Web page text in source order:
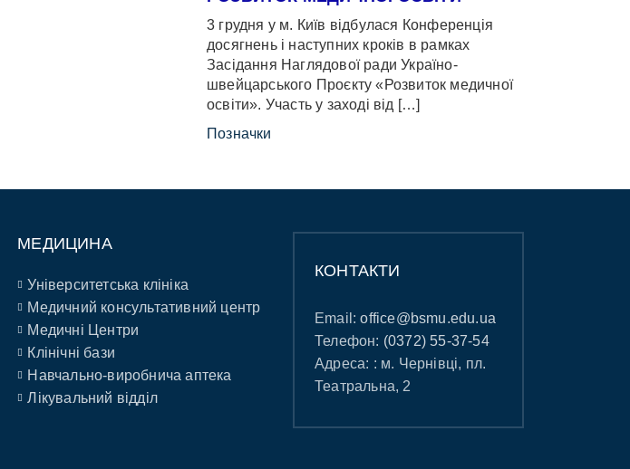
3 грудня у м. Київ відбулася Конференція
досягнень і наступних кроків в рамках
Засідання Наглядової ради Україно-
швейцарського Проєкту «Розвиток медичної
освіти». Участь у заході від […]
Позначки
МЕДИЦИНА
Університетська клініка
Медичний консультативний центр
Медичні Центри
Клінічні бази
Навчально-виробнича аптека
Лікувальний відділ
КОНТАКТИ
Email:office@bsmu.edu.ua
Телефон: (0372) 55-37-54
Адреса: : м. Чернівці, пл.
Театральна, 2